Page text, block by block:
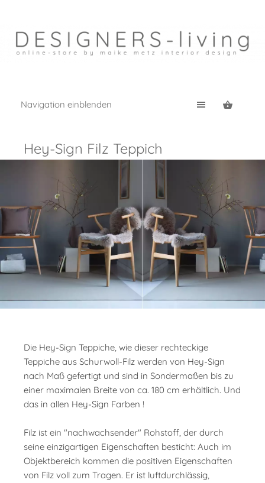
Navigation einblenden
Hey-Sign Filz Teppich
Die Hey-Sign Teppiche, wie dieser rechteckige
Teppiche aus Schurwoll-Filz werden von Hey-Sign
nach Maß gefertigt und sind in Sondermaßen bis zu
einer maximalen Breite von ca. 180 cm erhältlich. Und
das in allen Hey-Sign Farben !
Filz ist ein "nachwachsender" Rohstoff, der durch
seine einzigartigen Eigenschaften besticht: Auch im
Objektbereich kommen die positiven Eigenschaften
von Filz voll zum Tragen. Er ist luftdurchlässig,